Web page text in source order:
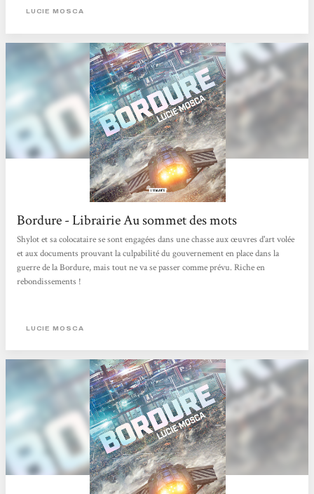
alsacienne !
LUCIE MOSCA
Bordure - Librairie Au sommet des mots
Shylot et sa colocataire se sont engagées dans une chasse aux œuvres d'art volée
et aux documents prouvant la culpabilité du gouvernement en place dans la
guerre de la Bordure, mais tout ne va se passer comme prévu. Riche en
rebondissements !
LUCIE MOSCA